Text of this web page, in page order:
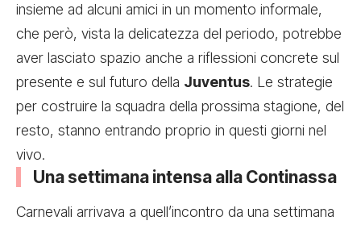
insieme ad alcuni amici in un momento informale,
che però, vista la delicatezza del periodo, potrebbe
aver lasciato spazio anche a riflessioni concrete sul
presente e sul futuro della Juventus. Le strategie
per costruire la squadra della prossima stagione, del
resto, stanno entrando proprio in questi giorni nel
vivo.
Una settimana intensa alla Continassa
Carnevali arrivava a quell’incontro da una settimana